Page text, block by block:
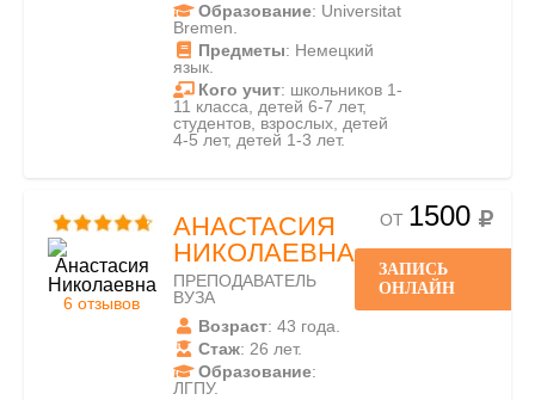
Образование: Universitat
Bremen.
Предметы: Немецкий
язык.
Кого учит: школьников 1-
11 класса, детей 6-7 лет,
студентов, взрослых, детей
4-5 лет, детей 1-3 лет.
6 отзывов
АНАСТАСИЯ
НИКОЛАЕВНА
ПРЕПОДАВАТЕЛЬ
ВУЗА
Возраст: 43 года.
Стаж: 26 лет.
Образование:
ЛГПУ.
ОТ 1500
ЗАПИСЬ
ОНЛАЙН